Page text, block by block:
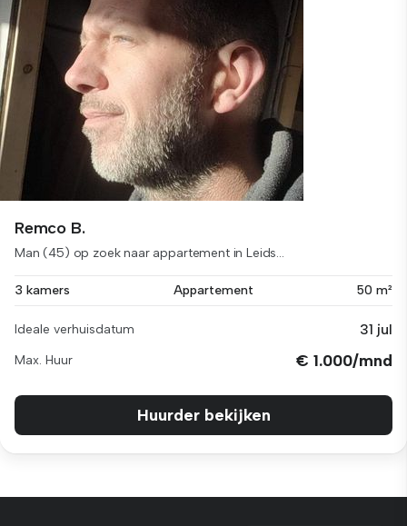
Remco B.
Man (45) op zoek naar appartement in Leids...
3 kamers Appartement 50 m²
Ideale verhuisdatum 31 jul
Max. Huur € 1.000/mnd
Huurder bekijken